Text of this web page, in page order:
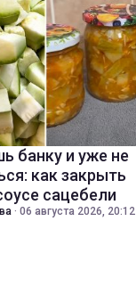
банку и уже не
как закрыть
сацебели
· 06 августа 2026, 20:12